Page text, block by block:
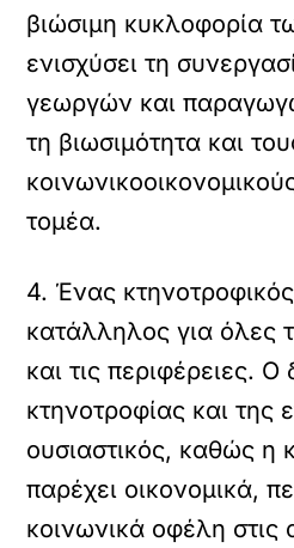
βιώσιμη κυκλοφορία
ενισχύσει τη
γεωργών και
τη βιωσιμότητα και
τομέα.
4. Ένας
κατάλληλος για όλες
και τις περιφέρειες.
κτηνοτροφίας και της
ουσιαστικός, καθώς η
παρέχει οικονομικά,
κοινωνικά οφέλη στις